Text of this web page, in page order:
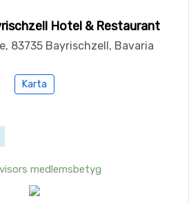
Hotel & Restaurant
83735 Bayrischzell, Bavaria
Karta
medlemsbetyg